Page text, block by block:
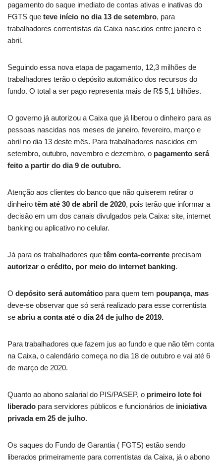
pagamento do saque imediato de contas ativas e inativas do
FGTS que teve início no dia 13 de setembro, para
trabalhadores correntistas da Caixa nascidos entre janeiro e
abril.
Seguindo essa nova etapa de pagamento, 12,3 milhões de
trabalhadores terão o depósito automático dos recursos do
fundo. O total a ser pago representa mais de R$ 5,1 bilhões.
O governo já autorizou a Caixa que já liberou o dinheiro para as
pessoas nascidas nos meses de janeiro, fevereiro, março e
abril no dia 13 deste mês. Para trabalhadores nascidos em
setembro, outubro, novembro e dezembro, o pagamento será
feito a partir do dia 9 de outubro.
Atenção aos clientes do banco que não quiserem retirar o
dinheiro têm até 30 de abril de 2020, pois terão que informar a
decisão em um dos canais divulgados pela Caixa: site, internet
banking ou aplicativo no celular.
Já para os trabalhadores que têm conta-corrente precisam
autorizar o crédito, por meio do internet banking.
O depósito será automático para quem tem poupança, mas
deve-se observar que só será realizado para esse correntista
se abriu a conta até o dia 24 de julho de 2019.
Para trabalhadores que fazem jus ao fundo e que não têm conta
na Caixa, o calendário começa no dia 18 de outubro e vai até 6
de março de 2020.
Quanto ao abono salarial do PIS/PASEP, o primeiro lote foi
liberado para servidores públicos e funcionários de iniciativa
privada em 25 de julho.
Os saques do Fundo de Garantia ( FGTS) estão sendo
liberados primeiramente para correntistas da Caixa, já o abono